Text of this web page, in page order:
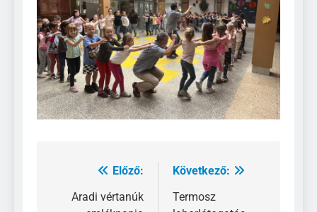
Bejegyzés
navigáció
Előző:
Aradi vértanúk
Következő:
Termosz